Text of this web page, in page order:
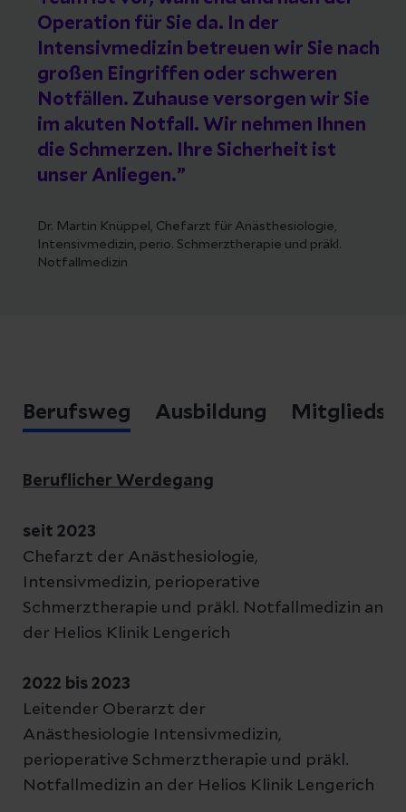
Dr. Martin Knüppel, Chefarzt für Anästhesiologie,
Intensivmedizin, perio. Schmerztherapie und präkl.
Notfallmedizin
Operation für Sie da. In der
Intensivmedizin betreuen wir Sie nach
großen Eingriffen oder schweren
Notfällen. Zuhause versorgen wir Sie
im akuten Notfall. Wir nehmen Ihnen
die Schmerzen. Ihre Sicherheit ist
unser Anliegen.
Berufsweg Ausbildung
Beruflicher Werdegang
seit 2023
Chefarzt der Anästhesiologie,
Intensivmedizin, perioperative
Schmerztherapie und präkl. Notfallmedizin an
der Helios Klinik Lengerich
2022 bis 2023
Leitender Oberarzt der
Anästhesiologie Intensivmedizin,
perioperative Schmerztherapie und präkl.
Notfallmedizin an der Helios Klinik Lengerich